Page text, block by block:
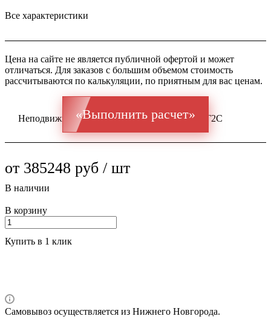
Неподвижная опора ППУ ГОСТ 20295 Ст 09Г2С
Все характеристики
Цена на сайте не является публичной офертой и может
отличаться. Для заказов с большим объемом стоимость
рассчитываются по калькуляции, по приятным для вас ценам.
«Выполнить расчет»
от 385248 руб / шт
В наличии
В корзину
Купить в 1 клик
Самовывоз осуществляется из Нижнего Новгорода.